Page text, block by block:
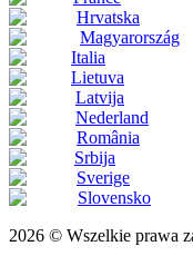
Hrvatska
Magyarország
Italia
Lietuva
Latvija
Nederland
România
Srbija
Sverige
Slovensko
2026 © Wszelkie prawa